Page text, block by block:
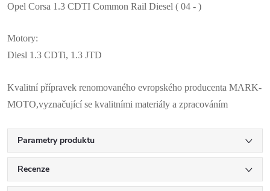
Opel Corsa 1.3 CDTI Common Rail Diesel ( 04 - )
Motory:
Diesl 1.3 CDTi, 1.3 JTD
Kvalitní přípravek renomovaného evropského producenta MARK-
MOTO,vyznačující se kvalitními materiály a zpracováním
Parametry produktu
Recenze